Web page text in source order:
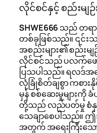
လိုင်စင်နှင့် စည်းမျဉ်
SHWE666သည် တရာ
တစ်ခုဖြစ်သည်။ ၎င်
အစည်းများ၏ စည်းမ
လိုင်စင်သည် ပလက်ဖေ
ပြသပါသည်။ ရလဒ်အန
လုံခြုံစိတ်ချစွာ ကစား
မှန် စစ်ဆေးမှုများကို
တို့သည် လည်ပတ်မှု စံနှုန်း
သေချာစေပါသည်။ ဤ
အတွက် အရေးကြီးသေ